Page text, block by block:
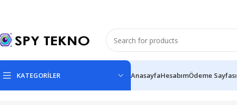
KATEGORİLER AnasayfaHesabımÖdeme Sayfası